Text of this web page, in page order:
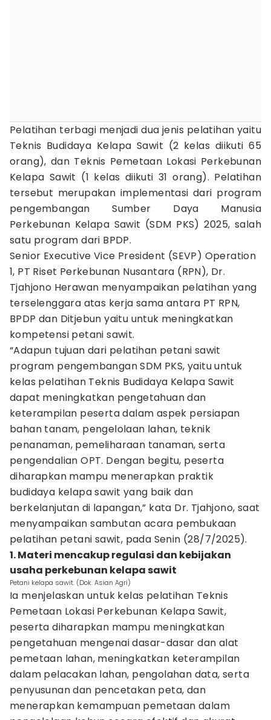
Pelatihan terbagi menjadi dua jenis pelatihan yaitu
Teknis Budidaya Kelapa Sawit (2 kelas diikuti 65
orang), dan Teknis Pemetaan Lokasi Perkebunan
Kelapa Sawit (1 kelas diikuti 31 orang). Pelatihan
tersebut merupakan implementasi dari program
pengembangan Sumber Daya Manusia
Perkebunan Kelapa Sawit (SDM PKS) 2025, salah
satu program dari BPDP.
Senior Executive Vice President (SEVP) Operation
1, PT Riset Perkebunan Nusantara (RPN), Dr.
Tjahjono Herawan menyampaikan pelatihan yang
terselenggara atas kerja sama antara PT RPN,
BPDP dan Ditjebun yaitu untuk meningkatkan
kompetensi petani sawit.
“Adapun tujuan dari pelatihan petani sawit
program pengembangan SDM PKS, yaitu untuk
kelas pelatihan Teknis Budidaya Kelapa Sawit
dapat meningkatkan pengetahuan dan
keterampilan peserta dalam aspek persiapan
bahan tanam, pengelolaan lahan, teknik
penanaman, pemeliharaan tanaman, serta
pengendalian OPT. Dengan begitu, peserta
diharapkan mampu menerapkan praktik
budidaya kelapa sawit yang baik dan
berkelanjutan di lapangan,” kata Dr. Tjahjono, saat
menyampaikan sambutan acara pembukaan
pelatihan petani sawit, pada Senin (28/7/2025).
1. Materi mencakup regulasi dan kebijakan
usaha perkebunan kelapa sawit
Petani kelapa sawit. (Dok. Asian Agri)
Ia menjelaskan untuk kelas pelatihan Teknis
Pemetaan Lokasi Perkebunan Kelapa Sawit,
peserta diharapkan mampu meningkatkan
pengetahuan mengenai dasar-dasar dan alat
pemetaan lahan, meningkatkan keterampilan
dalam pelacakan lahan, pengolahan data, serta
penyusunan dan pencetakan peta, dan
menerapkan kemampuan pemetaan dalam